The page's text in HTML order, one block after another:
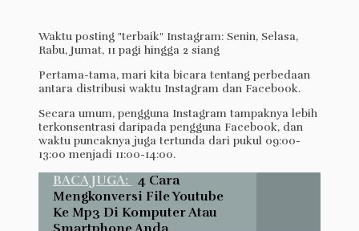
Waktu posting "terbaik" Instagram: Senin, Selasa,
Rabu, Jumat, 11 pagi hingga 2 siang
Pertama-tama, mari kita bicara tentang perbedaan
antara distribusi waktu Instagram dan Facebook.
Secara umum, pengguna Instagram tampaknya lebih
terkonsentrasi daripada pengguna Facebook, dan
waktu puncaknya juga tertunda dari pukul 09:00-
13:00 menjadi 11:00-14:00.
BACA JUGA:
4 Cara
Mengkonversi File Youtube
Ke Mp3 Di Komputer Atau